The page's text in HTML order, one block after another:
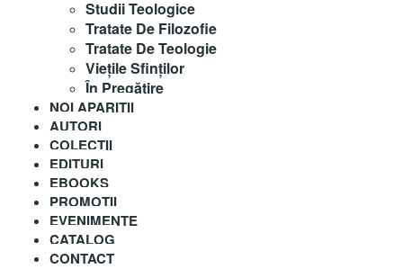
Studii Teologice
Tratate De Filozofie
Tratate De Teologie
Vieţile Sfinţilor
În Pregătire
NOI APARITII
AUTORI
COLECȚII
EDITURI
EBOOKS
PROMOȚII
EVENIMENTE
CATALOG
CONTACT